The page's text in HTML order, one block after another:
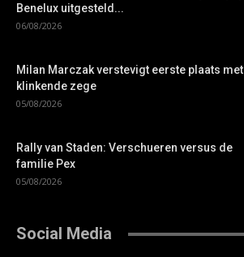
Benelux uitgesteld...
06/08/2026
Milan Marczak verstevigt eerste plaats met
klinkende zege
05/08/2026
Rally van Staden: Verschueren versus de
familie Pex
05/08/2026
Social Media